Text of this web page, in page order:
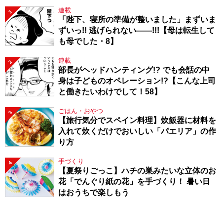
1 連載
「陛下、寝所の準備が整いました」まずいま
ずいっ!! 逃げられない――!!!【母は転生して
も母でした・8】
2 連載
部長がヘッドハンティング!? でも会話の中
身は子どものオペレーション!?【こんな上司
と働きたいわけでして！58】
3 ごはん・おやつ
【旅行気分でスペイン料理】炊飯器に材料を
入れて炊くだけでおいしい「パエリア」の作
り方
4 手づくり
【夏祭りごっこ】ハチの巣みたいな立体のお
花「でんぐり紙の花」を手づくり！ 暑い日
はおうちで楽しもう